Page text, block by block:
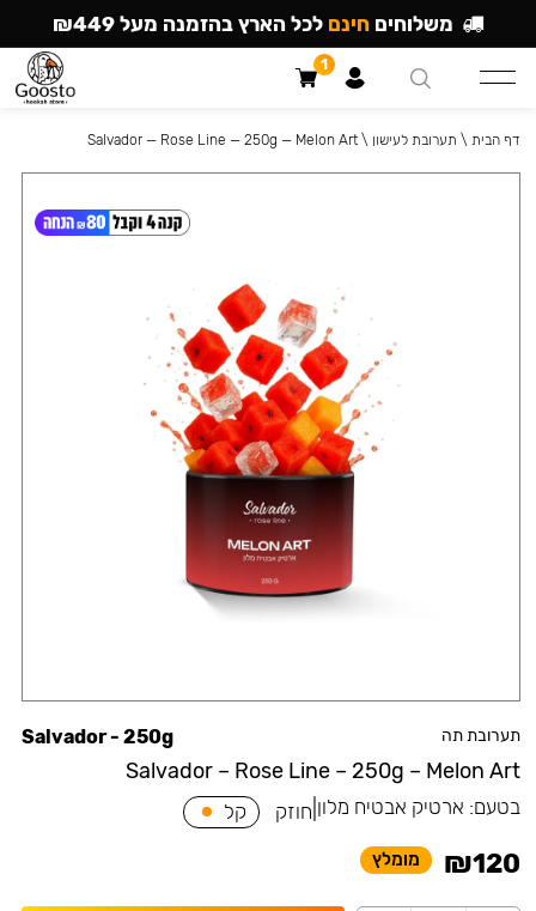
תערובת תה
Salvador – Rose Line – 250g – Melon Art
Salvador - 250g
בטעם: ארטיק אבטיח מלון חוזק קל
₪120 מומלץ
דף הבית \ תערובת לעישון \
Salvador — Rose Line — 250g — Melon Art
משלוחים חינם לכל הארץ בהזמנה מעל ₪449
1